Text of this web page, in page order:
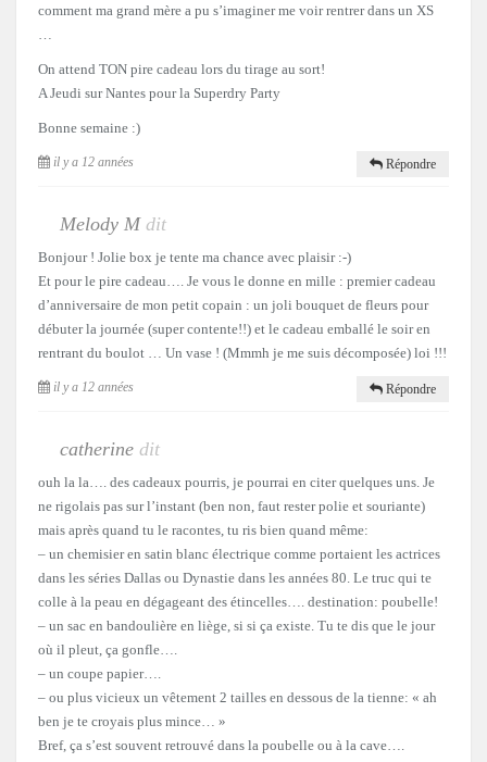
comment ma grand mère a pu s’imaginer me voir rentrer dans un XS
On attend TON pire cadeau lors du tirage au sort!
A Jeudi sur Nantes pour la Superdry Party
Bonne semaine :)
il y a 12 années Répondre
Melody M dit
Bonjour ! Jolie box je tente ma chance avec plaisir :-)
Et pour le pire cadeau…. Je vous le donne en mille : premier cadeau
d’anniversaire de mon petit copain : un joli bouquet de fleurs pour
débuter la journée (super contente!!) et le cadeau emballé le soir en
rentrant du boulot … Un vase ! (Mmmh je me suis décomposée) loi !!!
il y a 12 années Répondre
catherine dit
ouh la la…. des cadeaux pourris, je pourrai en citer quelques uns. Je
ne rigolais pas sur l’instant (ben non, faut rester polie et souriante)
mais après quand tu le racontes, tu ris bien quand même:
– un chemisier en satin blanc électrique comme portaient les actrices
dans les séries Dallas ou Dynastie dans les années 80. Le truc qui te
colle à la peau en dégageant des étincelles…. destination: poubelle!
– un sac en bandoulière en liège, si si ça existe. Tu te dis que le jour
où il pleut, ça gonfle….
– un coupe papier….
– ou plus vicieux un vêtement 2 tailles en dessous de la tienne: « ah
ben je te croyais plus mince… »
Bref, ça s’est souvent retrouvé dans la poubelle ou à la cave….